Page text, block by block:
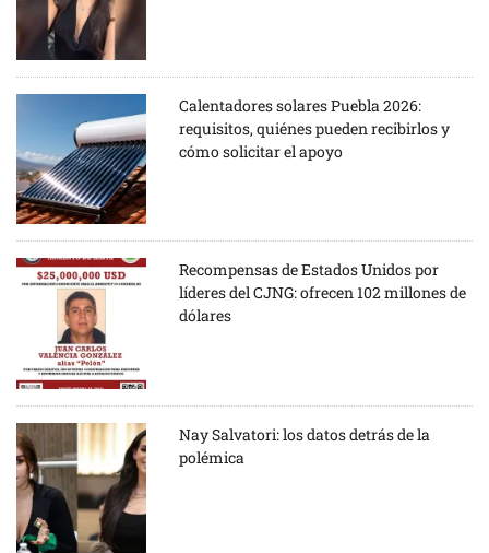
Calentadores solares Puebla 2026:
requisitos, quiénes pueden recibirlos y
cómo solicitar el apoyo
Recompensas de Estados Unidos por
líderes del CJNG: ofrecen 102 millones de
dólares
Nay Salvatori: los datos detrás de la
polémica